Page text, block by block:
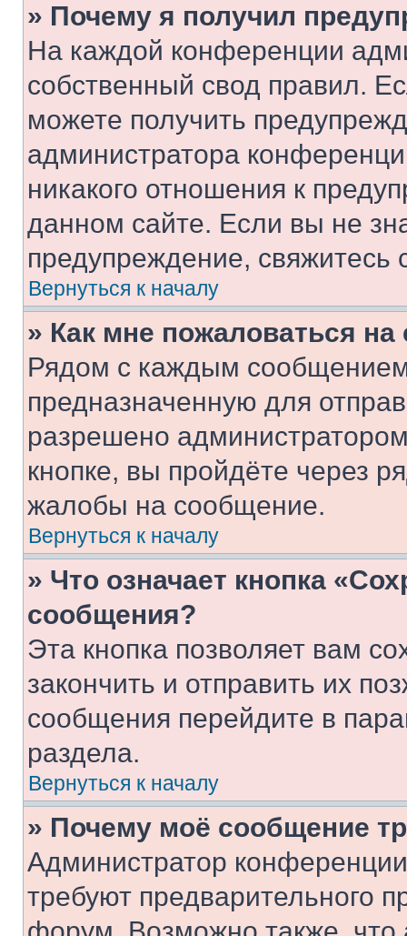
» Почему я получил
На каждой конференции
собственный свод правил.
можете получить
администратора
никакого отношения к
данном сайте. Если вы не
предупреждение,
Вернуться к началу
» Как мне пожаловаться
Рядом с каждым сообщением
предназначенную для
разрешено
кнопке, вы пройдёте через
жалобы на сообщение.
Вернуться к началу
» Что означает кнопка
сообщения?
Эта кнопка позволяет вам
закончить и отправить их
сообщения перейдите в
раздела.
Вернуться к началу
» Почему моё сообщение
Администратор
требуют предварительного